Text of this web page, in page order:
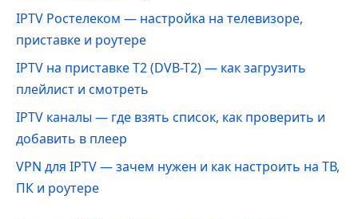
IPTV Ростелеком — настройка на телевизоре,
приставке и роутере
IPTV на приставке Т2 (DVB-T2) — как загрузить
плейлист и смотреть
IPTV каналы — где взять список, как проверить и
добавить в плеер
VPN для IPTV — зачем нужен и как настроить на ТВ,
ПК и роутере